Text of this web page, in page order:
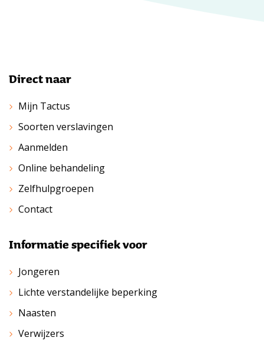
Direct naar
Mijn Tactus
Soorten verslavingen
Aanmelden
Online behandeling
Zelfhulpgroepen
Contact
Informatie specifiek voor
Jongeren
Lichte verstandelijke beperking
Naasten
Verwijzers